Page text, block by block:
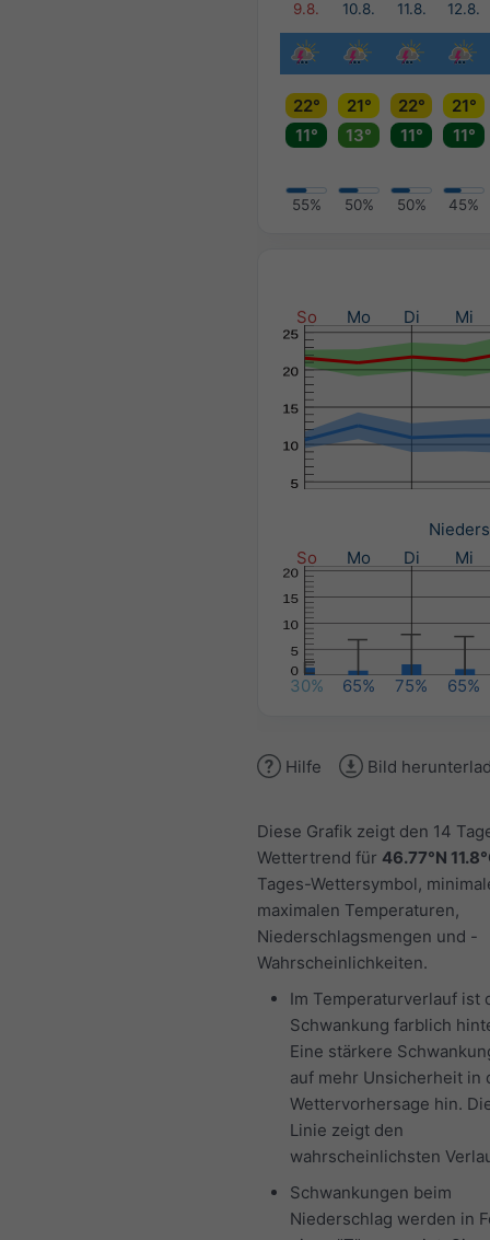
9.8. 10.8. 11.8. 12.8.
22° 21° 22°
21°
11°
13° 11° 11°
55% 50% 50% 45%
So Mo Di Mi
So
Mo Di Mi
30% 65% 75% 65%
Hilfe Bild
Diese Grafik zeigt den 14
Wettertrend für 46.77°N
Tages-Wettersymbol,
maximalen Temperaturen,
Niederschlagsmengen und -
Wahrscheinlichkeiten.
Im Temperaturverlauf ist
Schwankung farblich
Eine stärkere
auf mehr Unsicherheit in
Wettervorhersage hin.
Linie zeigt den
wahrscheinlichsten
Schwankungen beim
Niederschlag werden in